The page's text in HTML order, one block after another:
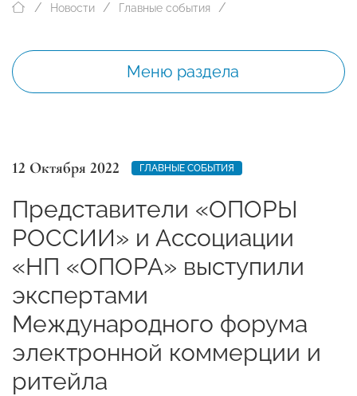
Новости Главные события
Меню раздела
12 Октября 2022 ГЛАВНЫЕ СОБЫТИЯ
Представители «ОПОРЫ
РОССИИ» и Ассоциации
«НП «ОПОРА» выступили
экспертами
Международного форума
электронной коммерции и
ритейла